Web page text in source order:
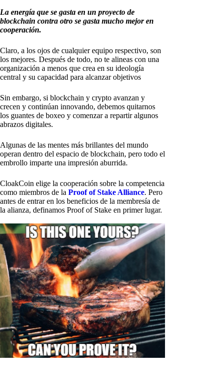
La energía que se gasta en un proyecto de
blockchain contra otro se gasta mucho mejor en
cooperación.
Claro, a los ojos de cualquier equipo respectivo, son
los mejores. Después de todo, no te alineas con una
organización a menos que crea en su ideología
central y su capacidad para alcanzar objetivos
Sin embargo, si blockchain y crypto avanzan y
crecen y continúan innovando, debemos quitarnos
los guantes de boxeo y comenzar a repartir algunos
abrazos digitales.
Algunas de las mentes más brillantes del mundo
operan dentro del espacio de blockchain, pero todo el
embrollo imparte una impresión aburrida.
CloakCoin elige la cooperación sobre la competencia
como miembros de la Proof of Stake Alliance. Pero
antes de entrar en los beneficios de la membresía de
la alianza, definamos Proof of Stake en primer lugar.